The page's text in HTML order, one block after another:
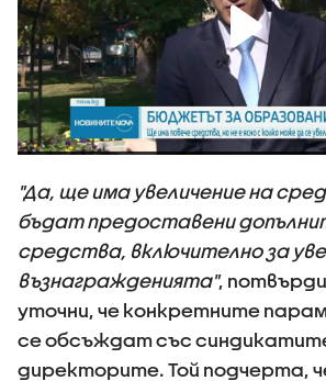
"Да, ще има увеличение на
бъдат предоставени
средства, включително за
възнагражденията",
уточни, че конкретните
се обсъждат със
директорите. Той подчерта,